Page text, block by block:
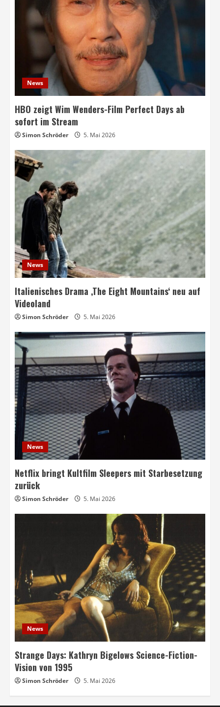
News
HBO zeigt Wim Wenders-Film Perfect Days ab
sofort im Stream
Simon Schröder 5. Mai 2026
News
Italienisches Drama ‚The Eight Mountains‘ neu auf
Videoland
Simon Schröder 5. Mai 2026
News
Netflix bringt Kultfilm Sleepers mit Starbesetzung
zurück
Simon Schröder 5. Mai 2026
News
Strange Days: Kathryn Bigelows Science-Fiction-
Vision von 1995
Simon Schröder 5. Mai 2026